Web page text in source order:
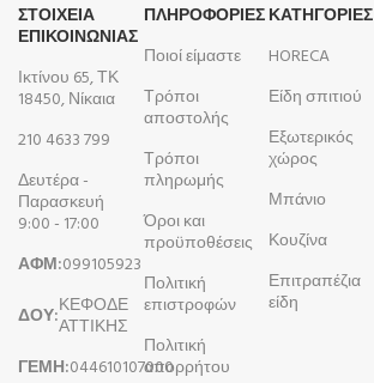
ΣΤΟΙΧΕΙΑ
ΕΠΙΚΟΙΝΩΝΙΑΣ
Ικτίνου 65, ΤΚ
18450, Νίκαια
210 4633 799
Δευτέρα -
Παρασκευή
9:00 - 17:00
ΑΦΜ:099105923
ΔΟΥ:ΚΕΦΟΔΕ
ΑΤΤΙΚΗΣ
ΓΕΜΗ:044610107000
ΠΛΗΡΟΦΟΡΊΕΣ
Ποιοί είμαστε
Τρόποι
αποστολής
Τρόποι
πληρωμής
Όροι και
προϋποθέσεις
Πολιτική
επιστροφών
Πολιτική
απορρήτου
ΚΑΤΗΓΟΡΙΕΣ
HORECA
Είδη σπιτιού
Εξωτερικός
χώρος
Μπάνιο
Κουζίνα
Επιτραπέζια
είδη